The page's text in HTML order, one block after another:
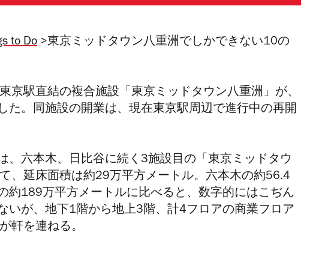
to Do >東京ミッドタウン八重洲でしかできない10の
京駅直結の複合施設「東京ミッドタウン八重洲」が、
た。同施設の開業は、現在東京駅周辺で進行中の再開
、六本木、日比谷に続く3施設目の「東京ミッドタウ
、延床面積は約29万平方メートル。六本木の約56.4
約189万平方メートルに比べると、数字的にはこぢん
いが、地下1階から地上3階、計4フロアの商業フロア
軒を連ねる。